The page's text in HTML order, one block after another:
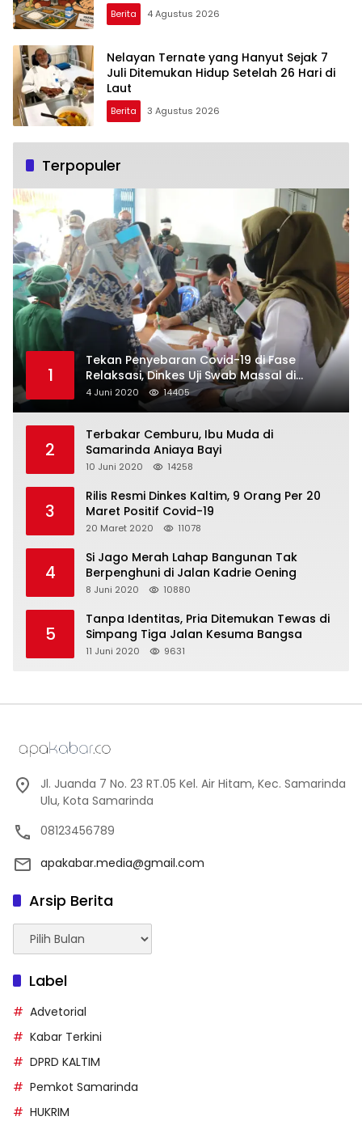
Berita 4 Agustus 2026
Nelayan Ternate yang Hanyut Sejak 7
Juli Ditemukan Hidup Setelah 26 Hari di
Laut
Berita 3 Agustus 2026
Terpopuler
1
Tekan Penyebaran Covid-19 di Fase
Relaksasi, Dinkes Uji Swab Massal di
Pelabuhan Samarinda
4 Juni 2020 14405
2
Terbakar Cemburu, Ibu Muda di
Samarinda Aniaya Bayi
10 Juni 2020 14258
3
Rilis Resmi Dinkes Kaltim, 9 Orang Per 20
Maret Positif Covid-19
20 Maret 2020 11078
4
Si Jago Merah Lahap Bangunan Tak
Berpenghuni di Jalan Kadrie Oening
8 Juni 2020 10880
5
Tanpa Identitas, Pria Ditemukan Tewas di
Simpang Tiga Jalan Kesuma Bangsa
11 Juni 2020 9631
Jl. Juanda 7 No. 23 RT.05 Kel. Air Hitam, Kec. Samarinda
Ulu, Kota Samarinda
08123456789
apakabar.media@gmail.com
Arsip Berita
Arsip
Berita
Label
Advetorial
Kabar Terkini
DPRD KALTIM
Pemkot Samarinda
HUKRIM